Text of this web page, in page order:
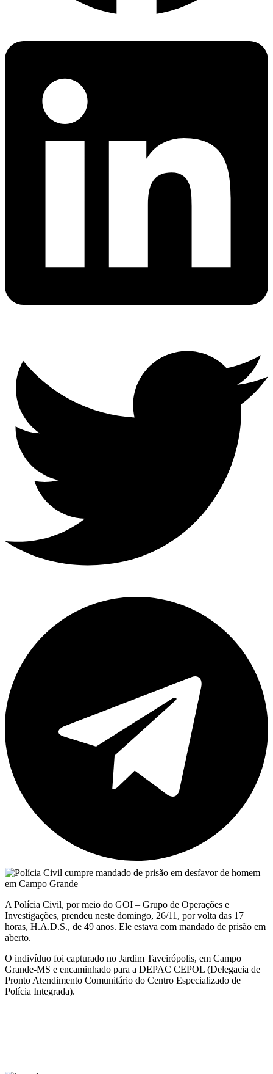
A Polícia Civil, por meio do GOI – Grupo de Operações e
Investigações, prendeu neste domingo, 26/11, por volta das 17
horas, H.A.D.S., de 49 anos. Ele estava com mandado de prisão em
aberto.
O indivíduo foi capturado no Jardim Taveirópolis, em Campo
Grande-MS e encaminhado para a DEPAC CEPOL (Delegacia de
Pronto Atendimento Comunitário do Centro Especializado de
Polícia Integrada).